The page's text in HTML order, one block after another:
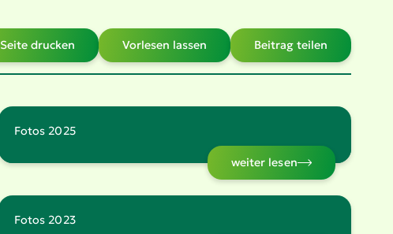
Seite drucken Vorlesen lassen Beitrag teilen
Fotos 2025
weiter lesen
Fotos 2023